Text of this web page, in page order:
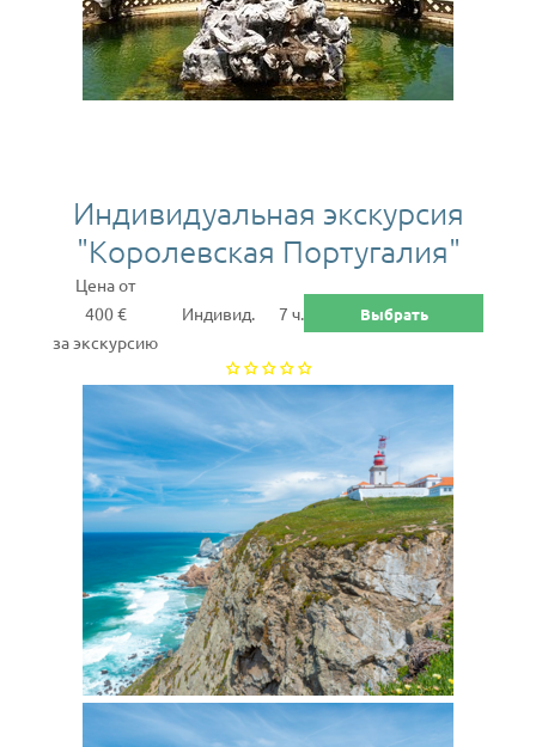
Индивидуальная экскурсия
"Королевская Португалия"
Цена от
400 €
за экскурсию
Индивид. 7 ч. Выбрать